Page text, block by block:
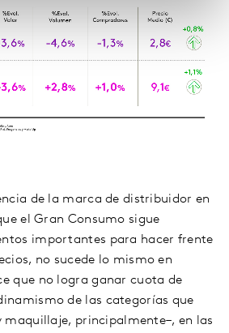
de la marca de distribuidor en
el Gran Consumo sigue
importantes para hacer frente
no sucede lo mismo en
que no logra ganar cuota de
de las categorías que
maquillaje, principalmente–, en las